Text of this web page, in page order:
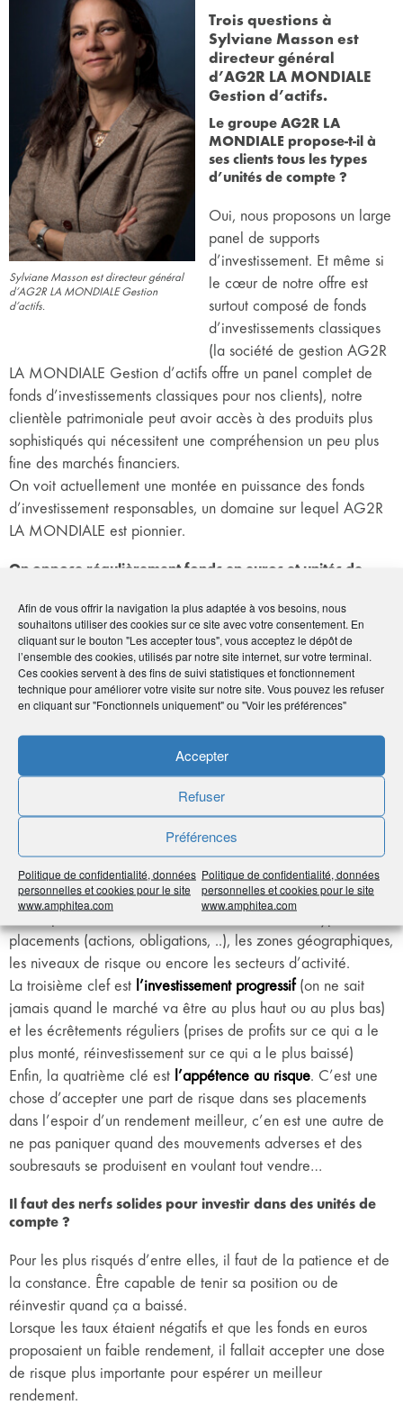
Afin de vous offrir la navigation la plus adaptée à vos besoins, nous
souhaitons utiliser des cookies sur ce site avec votre consentement. En
cliquant sur le bouton "Les accepter tous", vous acceptez le dépôt de
l’ensemble des cookies, utilisés par notre site internet, sur votre terminal.
Ces cookies servent à des fins de suivi statistiques et fonctionnement
technique pour améliorer votre visite sur notre site. Vous pouvez les refuser
en cliquant sur "Fonctionnels uniquement" ou "Voir les préférences"
Accepter
Refuser
Préférences
Politique de confidentialité, données
personnelles et cookies pour le site
www.amphitea.com
Politique de confidentialité, données
personnelles et cookies pour le site
www.amphitea.com
Sylviane Masson est directeur général
d’AG2R LA MONDIALE Gestion
d’actifs.
Trois questions à
Sylviane Masson est
directeur général
d’AG2R LA MONDIALE
Gestion d’actifs.
Le groupe AG2R LA
MONDIALE propose-t-il à
ses clients tous les types
d’unités de compte ?
Oui, nous proposons un large
panel de supports
d’investissement. Et même si
le cœur de notre offre est
surtout composé de fonds
d’investissements classiques
(la société de gestion AG2R
LA MONDIALE Gestion d’actifs offre un panel complet de
fonds d’investissements classiques pour nos clients), notre
clientèle patrimoniale peut avoir accès à des produits plus
sophistiqués qui nécessitent une compréhension un peu plus
fine des marchés financiers.
On voit actuellement une montée en puissance des fonds
d’investissement responsables, un domaine sur lequel AG2R
LA MONDIALE est pionnier.
On oppose régulièrement fonds en euros et unités de
La première clé estl’horizon d’investissementselon son
objectif : épargne ou retraite.
En matière d’épargne retraite, notre groupe est pionnier dans
ce domaine de la gestion par horizon qui permet d’investir
en sécurisant progressivement ses placements selon son âge
et le temps qui nous sépare de la retraite.
On distingue globalement trois grandes périodes de vie,
auxquelles on associe un horizon de gestion : horizon prudent
avec 20 à 30 % d’unités de comptes, horizon équilibré avec
40 à 60 % d’unités de compte, ou horizon dynamique avec
plus de 80 % d’unités de compte.
La deuxième clé estla diversification. Comme le dit la
sagesse populaire, il ne faut pas mettre tous ses œufs dans le
même panier ! Cette diversification concerne les types de
placements (actions, obligations, ..), les zones géographiques,
les niveaux de risque ou encore les secteurs d’activité.
La troisième clef est l’investissement progressif(on ne sait
jamais quand le marché va être au plus haut ou au plus bas)
et les écrêtements réguliers (prises de profits sur ce qui a le
plus monté, réinvestissement sur ce qui a le plus baissé)
Enfin, la quatrième clé est l’appétence au risque. C’est une
chose d’accepter une part de risque dans ses placements
dans l’espoir d’un rendement meilleur, c’en est une autre de
ne pas paniquer quand des mouvements adverses et des
soubresauts se produisent en voulant tout vendre…
Il faut des nerfs solides pour investir dans des unités de
compte ?
Pour les plus risqués d’entre elles, il faut de la patience et de
la constance. Être capable de tenir sa position ou de
réinvestir quand ça a baissé.
Lorsque les taux étaient négatifs et que les fonds en euros
proposaient un faible rendement, il fallait accepter une dose
de risque plus importante pour espérer un meilleur
rendement.